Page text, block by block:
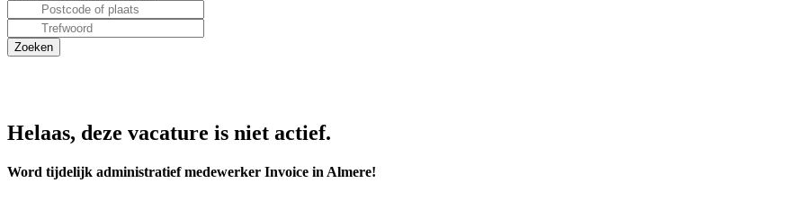
Helaas, deze vacature is niet actief.
Word tijdelijk administratief medewerker Invoice in Almere!